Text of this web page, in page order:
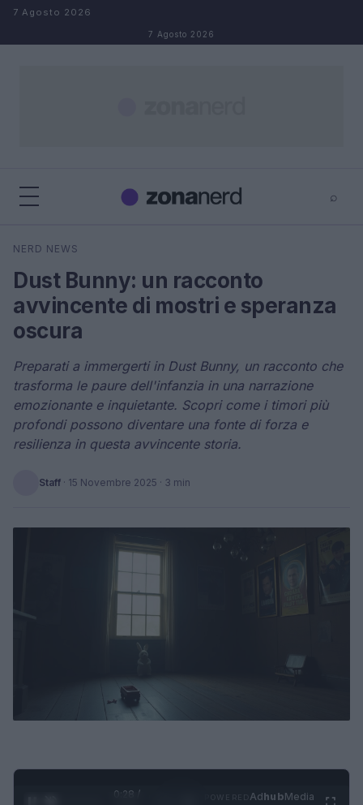
Salta al contenuto
7 Agosto 2026
7 Agosto 2026
⌕
Cerca
NERD NEWS
Dust Bunny: un racconto
avvincente di mostri e speranza
oscura
Preparati a immergerti in Dust Bunny, un racconto che
trasforma le paure dell'infanzia in una narrazione
emozionante e inquietante. Scopri come i timori più
profondi possono diventare una fonte di forza e
resilienza in questa avvincente storia.
Staff · 15 Novembre 2025 · 3 min
0:29 /
AdhubMedia